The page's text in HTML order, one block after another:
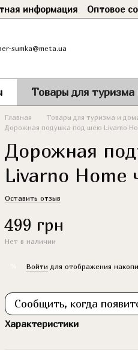
информация Оптовое
sumka@meta.ua
Товары для туризма
Главная Товары для туризма и
Дорожная подушка под шею Livarno
Дорожная
Livarno Home
Оставить отзыв
499 грн
Нет в наличии
Войти для отображения
Сообщить, когда
Характеристики